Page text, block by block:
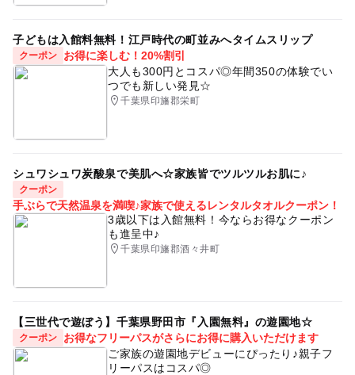
子どもは入館料無料！江戸時代の町並みへタイムスリップ
クーポン
お得に楽しむ！20%割引
大人も300円とコスパ◎年間350の体験でい
つでも新しい発見☆
千葉県印旛郡栄町
シュワシュワ炭酸泉で美肌へ☆家族皆でツルツルお肌に♪
クーポン
手ぶらで天然温泉を満喫♪家族で使えるレンタルタオルクーポン！
3歳以下は入館無料！今ならお得なクーポン
も進呈中♪
千葉県印旛郡酒々井町
【三世代で遊ぼう】千葉県野田市『入園無料』の遊園地☆
クーポン
お得なフリーパスがさらにお得に購入いただけます
ご家族の遊園地デビューにぴったり♪親子フ
リーパスはコスパ◎